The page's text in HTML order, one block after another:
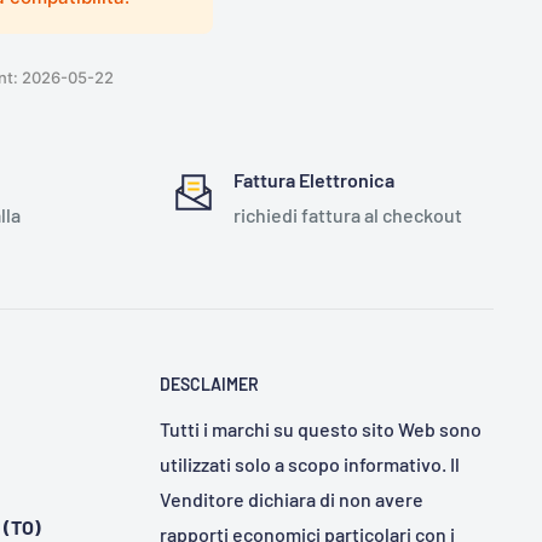
2026-05-22
Fattura Elettronica
richiedi fattura al checkout
DESCLAIMER
Tutti i marchi su questo sito Web sono
utilizzati solo a scopo informativo. Il
Venditore dichiara di non avere
rapporti economici particolari con i